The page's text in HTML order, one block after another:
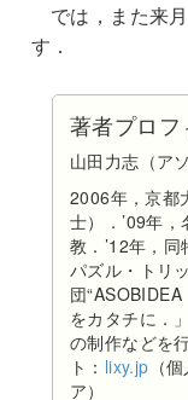
では，また来
す．
著者プロフ
山田力志（ア
2006年，京都
士）．’09年
教．’12年，同
パズル・トリ
団
をカタチに．
の制作などを
ト： lixy.jp （
ア）